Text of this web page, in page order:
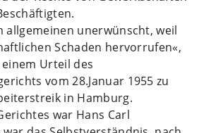
allgemeinen unerwünscht, weil
Schaden hervorrufen«,
Urteil des
vom 28.Januar 1955 zu
in Hamburg.
war Hans Carl